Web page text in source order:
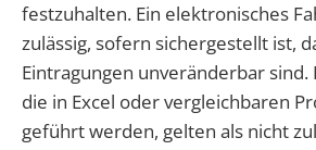
festzuhalten. Ein elektronisches
zulässig, sofern sichergestellt ist,
Eintragungen unveränderbar sind.
die in Excel oder vergleichbaren
geführt werden, gelten als nicht